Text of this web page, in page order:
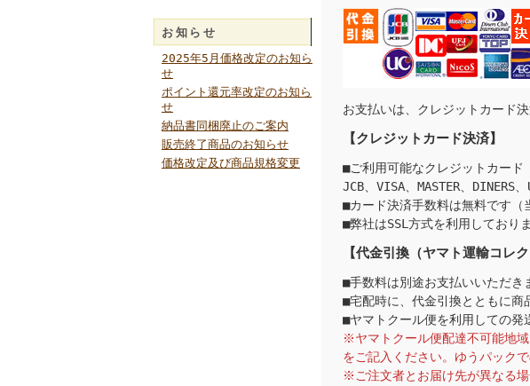
お知らせ
2025年5月価格改定のお知ら
せ
ポイント還元率改定のお知ら
せ
納品書同梱廃止のご案内
販売終了商品のお知らせ
価格改定及び商品規格変更
お支払いは、クレジットカード
【クレジットカード決済】
■ご利用可能なクレジットカード
JCB、VISA、MASTER、DINERS
■カード決済手数料は無料です（
■弊社はSSL方式を利用しており
【代金引換（ヤマト運輸コレク
■手数料は別途お支払いいただき
■宅配時に、代金引換とともに商
■ヤマトクール便を利用しての発
※ヤマトクール便配達不可能地
をご記入ください。ゆうパック
※ご注文者とお届け先が異なる